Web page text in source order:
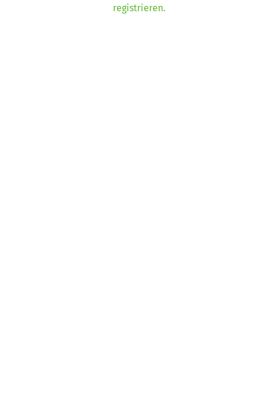
registrieren.